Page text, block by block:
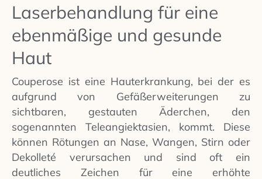
Laserbehandlung für eine
ebenmäßige und gesunde
Haut
Couperose ist eine Hauterkrankung, bei der es
aufgrund von Gefäßerweiterungen zu
sichtbaren, gestauten Äderchen, den
sogenannten Teleangiektasien, kommt. Diese
können Rötungen an Nase, Wangen, Stirn oder
Dekolleté verursachen und sind oft ein
deutliches Zeichen für eine erhöhte